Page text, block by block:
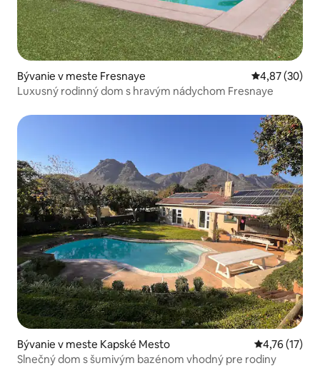
Bývanie v meste Fresnaye Priemerné
4,87 (30)
Luxusný rodinný dom s hravým nádychom Fresnaye
Bývanie v meste Kapské Mesto Priemerné
4,76 (17)
Slnečný dom s šumivým bazénom vhodný pre rodiny